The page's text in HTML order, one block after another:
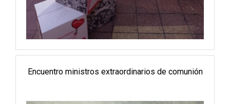
Encuentro ministros extraordinarios de comunión